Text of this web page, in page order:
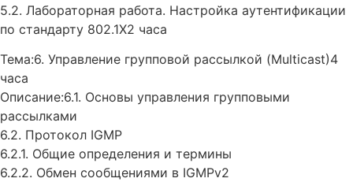
5.2. Лабораторная работа. Настройка аутентификации
по стандарту 802.1X2 часа
Тема:6. Управление групповой рассылкой (Multicast)4
часа
Описание:6.1. Основы управления групповыми
рассылками
6.2. Протокол IGMP
6.2.1. Общие определения и термины
6.2.2. Обмен сообщениями в IGMPv2